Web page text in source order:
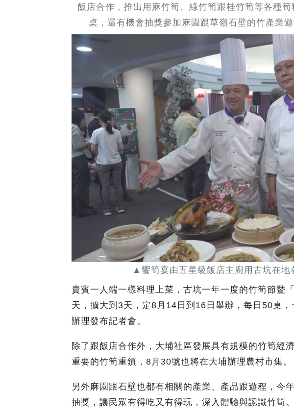
飯店合作，推出用麻竹筍、綠竹筍跟桂竹筍等各種
桌，還有機會抽獎參加麻園跟草嶺石壁的竹產業
▲饗筍宴由五星級飯店主廚用古坑在
貴賓一人端一樣料理上菜，古坑一年一度的竹筍節暨
天，擴大到3天，定8月14日到16日舉辦，每日50桌
辦理發布記者會。
除了跟飯店合作外，大埔社區發展具有規模的竹筍經
重要的竹筍重鎮，8月30號也將在大埔辦理農村市集。
另外麻園跟石壁也都有相關的產業、產品跟遊程，今
抽獎，讓民眾有得吃又有得玩，深入體驗與認識竹筍。